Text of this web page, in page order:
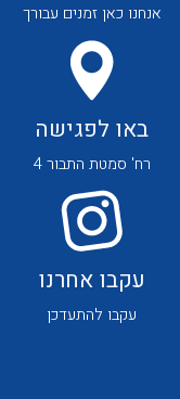
לכל מוצרי היצרן
אנחנו כאן זמנים עבורך
באו לפגישה
רח' סמטת התבור 4
עקבו אחרנו
עקבו להתעדכן